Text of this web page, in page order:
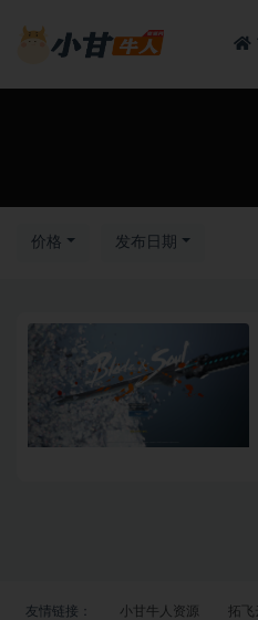
价格 发布日期
友情链接： 小甘牛人资源 拓飞